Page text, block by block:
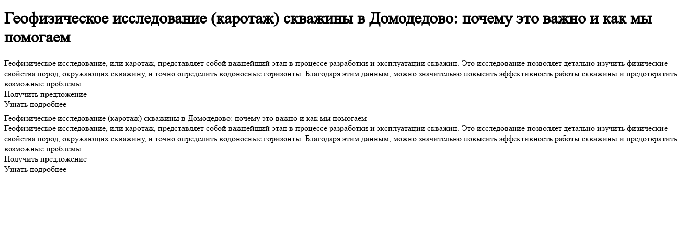
Геофизическое исследование (каротаж) скважины в Домодедово: почему это важно и как мы
помогаем
Геофизическое исследование, или каротаж, представляет собой важнейший этап в процессе разработки и эксплуатации скважин. Это исследование позволяет детально изучить физические
свойства пород, окружающих скважину, и точно определить водоносные горизонты. Благодаря этим данным, можно значительно повысить эффективность работы скважины и предотвратить
возможные проблемы.
Получить предложение
Узнать подробнее
Геофизическое исследование (каротаж) скважины в Домодедово: почему это важно и как мы помогаем
Геофизическое исследование, или каротаж, представляет собой важнейший этап в процессе разработки и эксплуатации скважин. Это исследование позволяет детально изучить физические
свойства пород, окружающих скважину, и точно определить водоносные горизонты. Благодаря этим данным, можно значительно повысить эффективность работы скважины и предотвратить
возможные проблемы.
Получить предложение
Узнать подробнее